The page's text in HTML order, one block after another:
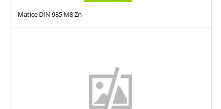
Matice DIN 985 M8 Zn